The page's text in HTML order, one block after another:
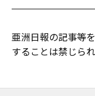
亜洲日報の記事等
することは禁じられ